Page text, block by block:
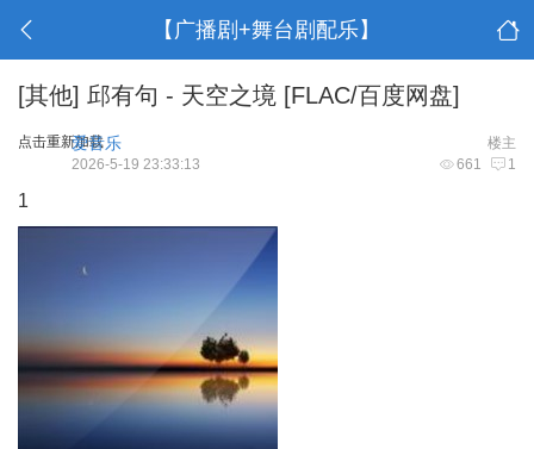
【广播剧+舞台剧配乐】
[其他] 邱有句 - 天空之境 [FLAC/百度网盘]
点击重新加载 楼主
爱音乐
661 1
2026-5-19 23:33:13
1